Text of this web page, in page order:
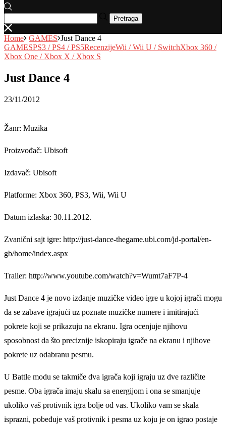
Pretraga
Home GAMES Just Dance 4
GAMESPS3 / PS4 / PS5RecenzijeWii / Wii U / SwitchXbox 360 /
Xbox One / Xbox X / Xbox S
Just Dance 4
23/11/2012
Žanr: Muzika
Proizvođač: Ubisoft
Izdavač: Ubisoft
Platforme: Xbox 360, PS3, Wii, Wii U
Datum izlaska: 30.11.2012.
Zvanični sajt igre: http://just-dance-thegame.ubi.com/jd-portal/en-
gb/home/index.aspx
Trailer: http://www.youtube.com/watch?v=Wumt7aF7P-4
Just Dance 4 je novo izdanje muzičke video igre u kojoj igrači mogu
da se zabave igrajući uz poznate muzičke numere i imitirajući
pokrete koji se prikazuju na ekranu. Igra ocenjuje njihovu
sposobnost da što preciznije iskopiraju igrače na ekranu i njihove
pokrete uz odabranu pesmu.
U Battle modu se takmiče dva igrača koji igraju uz dve različite
pesme. Oba igrača imaju skalu sa energijom i ona se smanjuje
ukoliko vaš protivnik igra bolje od vas. Ukoliko vam se skala
isprazni, pobeđuje vaš protivnik i pesma uz koju je on igrao postaje